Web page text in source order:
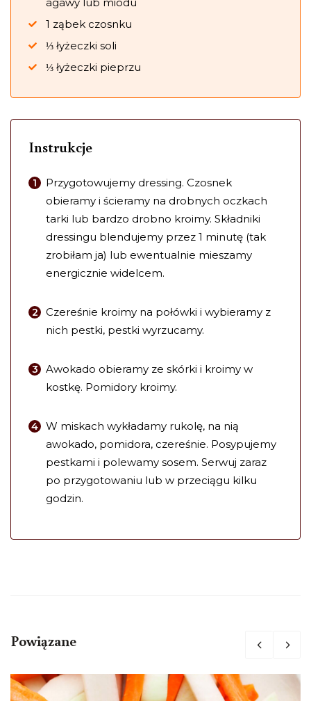
1 ząbek czosnku
⅓ łyżeczki soli
⅓ łyżeczki pieprzu
Instrukcje
Przygotowujemy dressing. Czosnek
obieramy i ścieramy na drobnych oczkach
tarki lub bardzo drobno kroimy. Składniki
dressingu blendujemy przez 1 minutę (tak
zrobiłam ja) lub ewentualnie mieszamy
energicznie widelcem.
Czereśnie kroimy na połówki i wybieramy z
nich pestki, pestki wyrzucamy.
Awokado obieramy ze skórki i kroimy w
kostkę. Pomidory kroimy.
W miskach wykładamy rukolę, na nią
awokado, pomidora, czereśnie. Posypujemy
pestkami i polewamy sosem. Serwuj zaraz
po przygotowaniu lub w przeciągu kilku
godzin.
Powiązane